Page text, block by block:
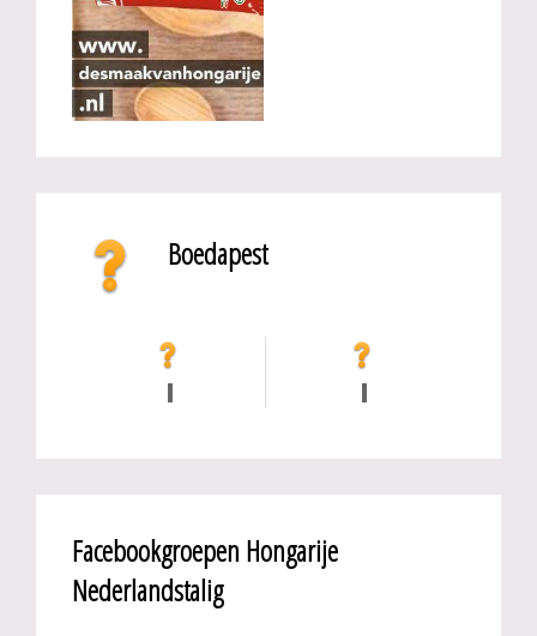
Boedapest
Facebookgroepen Hongarije
Nederlandstalig